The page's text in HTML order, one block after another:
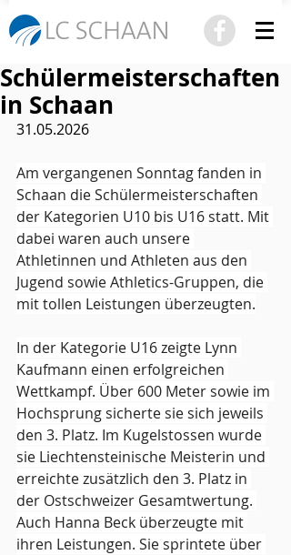
Schülermeisterschaften
in Schaan
31.05.2026
Am vergangenen Sonntag fanden in
Schaan die Schülermeisterschaften
der Kategorien U10 bis U16 statt. Mit
dabei waren auch unsere
Athletinnen und Athleten aus den
Jugend sowie Athletics-Gruppen, die
mit tollen Leistungen überzeugten.
In der Kategorie U16 zeigte Lynn
Kaufmann einen erfolgreichen
Wettkampf. Über 600 Meter sowie im
Hochsprung sicherte sie sich jeweils
den 3. Platz. Im Kugelstossen wurde
sie Liechtensteinische Meisterin und
erreichte zusätzlich den 3. Platz in
der Ostschweizer Gesamtwertung.
Auch Hanna Beck überzeugte mit
ihren Leistungen. Sie sprintete über